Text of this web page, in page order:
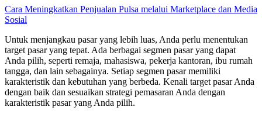
Cara Meningkatkan Penjualan Pulsa melalui Marketplace dan Media
Sosial
Untuk menjangkau pasar yang lebih luas, Anda perlu menentukan
target pasar yang tepat. Ada berbagai segmen pasar yang dapat
Anda pilih, seperti remaja, mahasiswa, pekerja kantoran, ibu rumah
tangga, dan lain sebagainya. Setiap segmen pasar memiliki
karakteristik dan kebutuhan yang berbeda. Kenali target pasar Anda
dengan baik dan sesuaikan strategi pemasaran Anda dengan
karakteristik pasar yang Anda pilih.